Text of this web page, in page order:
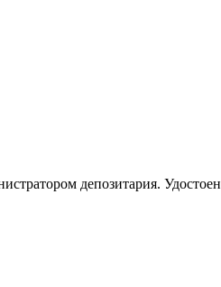
депозитария. Удостоен